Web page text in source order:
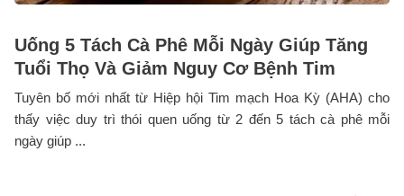
Uống 5 Tách Cà Phê Mỗi Ngày Giúp Tăng
Tuổi Thọ Và Giảm Nguy Cơ Bệnh Tim
Tuyên bố mới nhất từ Hiệp hội Tim mạch Hoa Kỳ (AHA) cho
thấy việc duy trì thói quen uống từ 2 đến 5 tách cà phê mỗi
ngày giúp ...